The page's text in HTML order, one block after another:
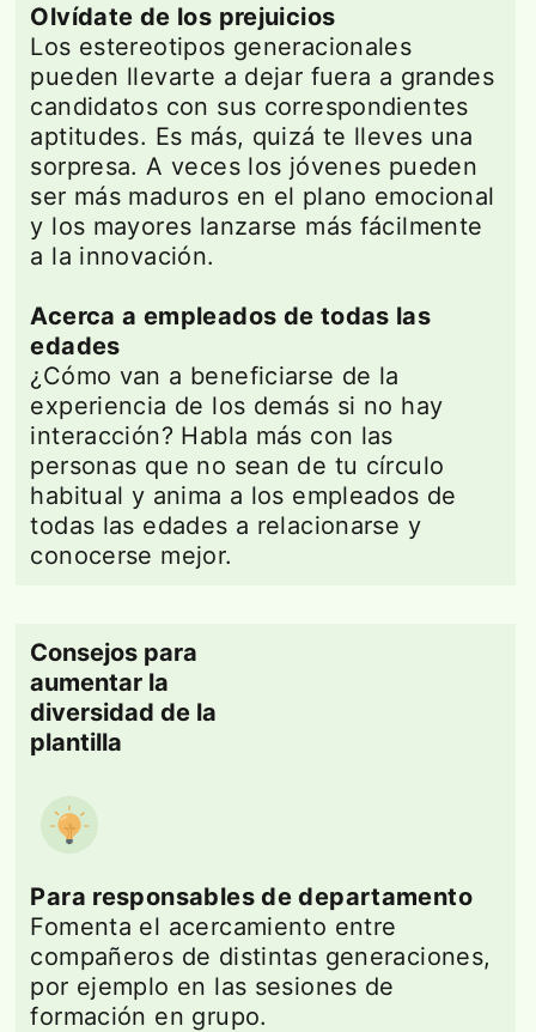
Olvídate de los prejuicios
Los estereotipos generacionales
pueden llevarte a dejar fuera a grandes
candidatos con sus correspondientes
aptitudes. Es más, quizá te lleves una
sorpresa. A veces los jóvenes pueden
ser más maduros en el plano emocional
y los mayores lanzarse más fácilmente
a la innovación.
Acerca a empleados de todas las
edades
¿Cómo van a beneficiarse de la
experiencia de los demás si no hay
interacción? Habla más con las
personas que no sean de tu círculo
habitual y anima a los empleados de
todas las edades a relacionarse y
conocerse mejor.
Consejos para
aumentar la
diversidad de la
plantilla
Para responsables de departamento
Fomenta el acercamiento entre
compañeros de distintas generaciones,
por ejemplo en las sesiones de
formación en grupo.